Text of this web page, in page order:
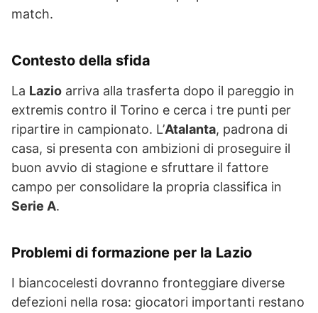
match.
Contesto della sfida
La Lazio arriva alla trasferta dopo il pareggio in
extremis contro il Torino e cerca i tre punti per
ripartire in campionato. L’Atalanta, padrona di
casa, si presenta con ambizioni di proseguire il
buon avvio di stagione e sfruttare il fattore
campo per consolidare la propria classifica in
Serie A.
Problemi di formazione per la Lazio
I biancocelesti dovranno fronteggiare diverse
defezioni nella rosa: giocatori importanti restano